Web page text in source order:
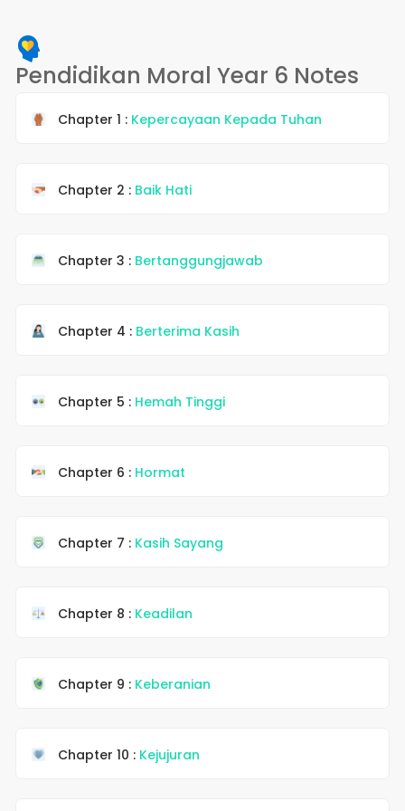
Pendidikan Moral Year 6 Notes
Chapter 1 : Kepercayaan Kepada Tuhan
Chapter 2 : Baik Hati
Chapter 3 : Bertanggungjawab
Chapter 4 : Berterima Kasih
Chapter 5 : Hemah Tinggi
Chapter 6 : Hormat
Chapter 7 : Kasih Sayang
Chapter 8 : Keadilan
Chapter 9 : Keberanian
Chapter 10 : Kejujuran